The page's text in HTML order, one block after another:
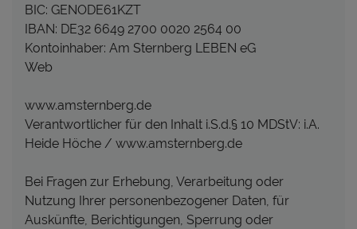
BIC: GENODE61KZT
IBAN: DE32 6649 2700 0020 2564 00
Kontoinhaber: Am Sternberg LEBEN eG
Web
www.amsternberg.de
Verantwortlicher für den Inhalt i.S.d.§ 10 MDStV: i.A.
Heide Höche / www.amsternberg.de
Bei Fragen zur Erhebung, Verarbeitung oder
Nutzung Ihrer personenbezogener Daten, für
Auskünfte, Berichtigungen, Sperrung oder